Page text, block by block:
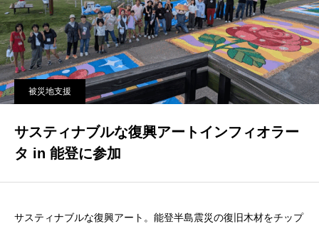
被災地支援
サスティナブルな復興アートインフィオラー
タ in 能登に参加
サスティナブルな復興アート。能登半島震災の復旧木材をチップ